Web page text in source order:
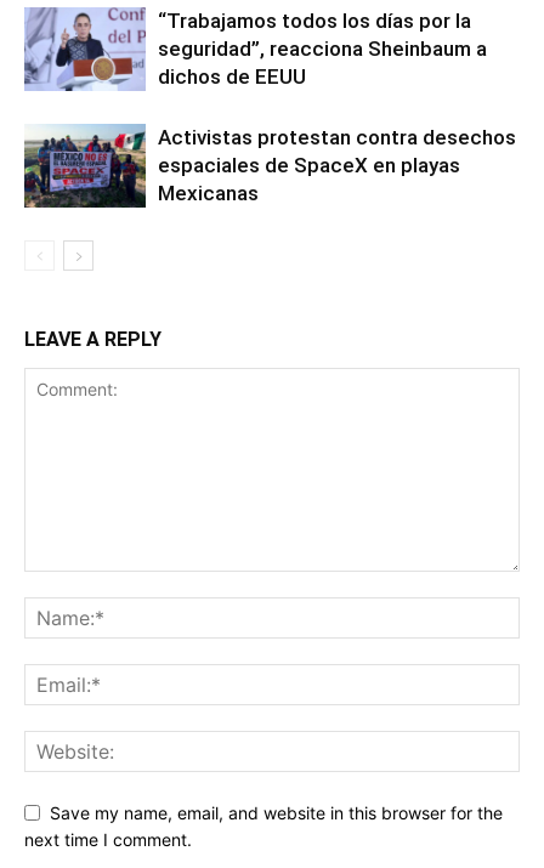
“Trabajamos todos los días por la
seguridad”, reacciona Sheinbaum a
dichos de EEUU
Activistas protestan contra desechos
espaciales de SpaceX en playas
Mexicanas
LEAVE A REPLY
Save my name, email, and website in this browser for the
next time I comment.